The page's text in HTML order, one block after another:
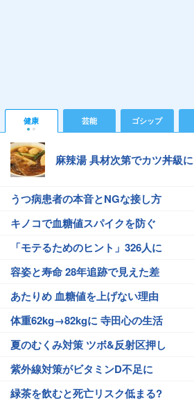
健康 芸能 ゴシップ
麻辣湯 具材次第でカツ丼級に
うつ病患者の本音とNGな接し方
キノコで血糖値スパイクを防ぐ
「モテるためのヒント」326人に
容姿と寿命 28年追跡で見えた差
あたりめ 血糖値を上げない理由
体重62kg→82kgに 寺田心の生活
夏のむくみ対策 ツボ&反射区押し
紫外線対策がビタミンD不足に
緑茶を飲むと死亡リスク低まる?